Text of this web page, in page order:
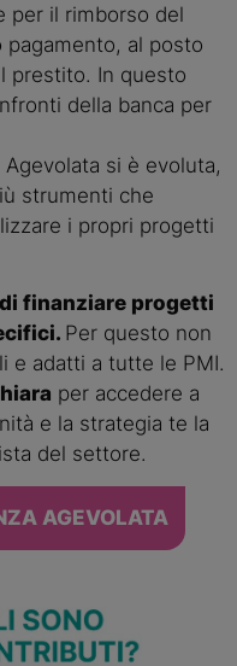
per il rimborso del
al posto
prestito. In questo
della banca per
si è evoluta,
strumenti che
i propri progetti
finanziare progetti
Per questo non
e adatti a tutte le PMI.
per accedere a
e la strategia te la
del settore.
AGEVOLATA